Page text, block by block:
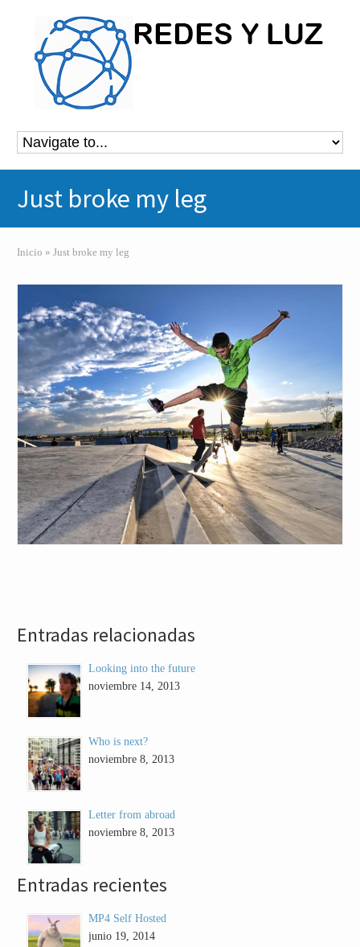
Just broke my leg
Inicio » Just broke my leg
Entradas relacionadas
Looking into the future
noviembre 14, 2013
Who is next?
noviembre 8, 2013
Letter from abroad
noviembre 8, 2013
Entradas recientes
MP4 Self Hosted
junio 19, 2014